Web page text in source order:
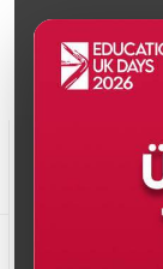
PROGRAMLAR